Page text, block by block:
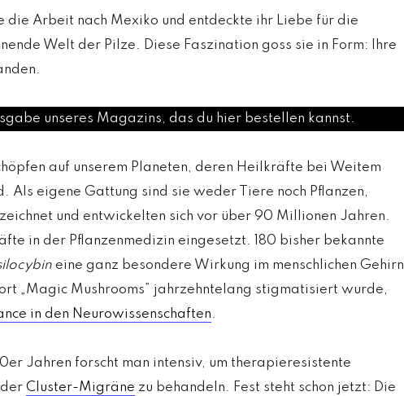
die Arbeit nach Mexiko und entdeckte ihr Liebe für die
Welt der Pilze. Diese Faszination goss sie in Form: Ihre
unseres Magazins, das du hier bestellen kannst.
auf unserem Planeten, deren Heilkräfte bei Weitem
Als eigene Gattung sind sie weder Tiere noch Pflanzen,
und entwickelten sich vor über 90 Millionen Jahren.
in der Pflanzenmedizin eingesetzt. 180 bisher bekannte
eine ganz besondere Wirkung im menschlichen Gehirn
„Magic Mushrooms” jahrzehntelang stigmatisiert wurde,
in den Neurowissenschaften.
Jahren forscht man intensiv, um therapieresistente
Cluster-Migräne zu behandeln. Fest steht schon jetzt: Die